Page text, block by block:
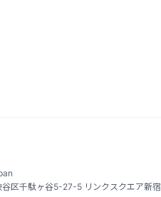
区千駄ヶ谷5-27-5 リンクスクエア新宿